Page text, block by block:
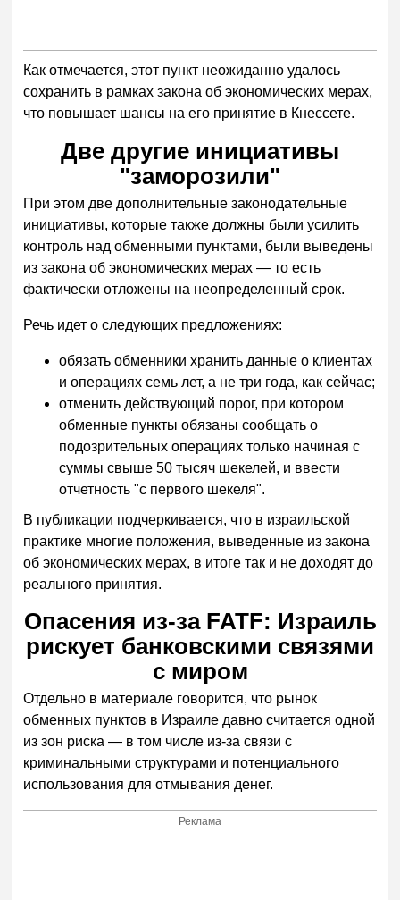
Как отмечается, этот пункт неожиданно удалось
сохранить в рамках закона об экономических мерах,
что повышает шансы на его принятие в Кнессете.
Две другие инициативы
"заморозили"
При этом две дополнительные законодательные
инициативы, которые также должны были усилить
контроль над обменными пунктами, были выведены
из закона об экономических мерах — то есть
фактически отложены на неопределенный срок.
Речь идет о следующих предложениях:
обязать обменники хранить данные о клиентах
и операциях семь лет, а не три года, как сейчас;
отменить действующий порог, при котором
обменные пункты обязаны сообщать о
подозрительных операциях только начиная с
суммы свыше 50 тысяч шекелей, и ввести
отчетность "с первого шекеля".
В публикации подчеркивается, что в израильской
практике многие положения, выведенные из закона
об экономических мерах, в итоге так и не доходят до
реального принятия.
Опасения из-за FATF: Израиль
рискует банковскими связями
с миром
Отдельно в материале говорится, что рынок
обменных пунктов в Израиле давно считается одной
из зон риска — в том числе из-за связи с
криминальными структурами и потенциального
использования для отмывания денег.
Реклама